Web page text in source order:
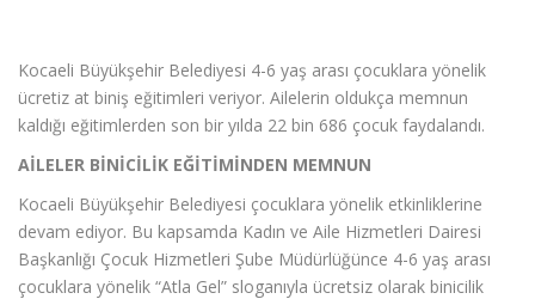
Kocaeli Büyükşehir Belediyesi 4-6 yaş arası çocuklara yönelik
ücretiz at biniş eğitimleri veriyor. Ailelerin oldukça memnun
kaldığı eğitimlerden son bir yılda 22 bin 686 çocuk faydalandı.
AİLELER BİNİCİLİK EĞİTİMİNDEN MEMNUN
Kocaeli Büyükşehir Belediyesi çocuklara yönelik etkinliklerine
devam ediyor. Bu kapsamda Kadın ve Aile Hizmetleri Dairesi
Başkanlığı Çocuk Hizmetleri Şube Müdürlüğünce 4-6 yaş arası
çocuklara yönelik “Atla Gel” sloganıyla ücretsiz olarak binicilik